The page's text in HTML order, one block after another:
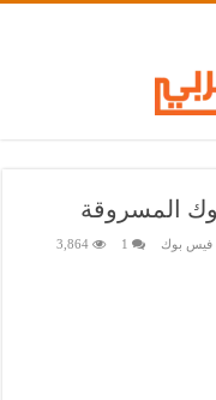
المسروقة
فيس بوك 1
3,864